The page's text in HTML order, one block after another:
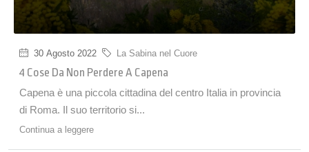
30 Agosto 2022 La Sabina nel Cuore
4 Cose Da Non Perdere A Capena
Capena è una piccola cittadina del centro Italia in provincia
di Roma. Il suo territorio si...
Continua a leggere